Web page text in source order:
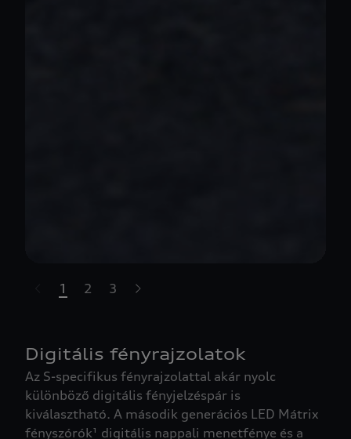
highlights.skipLinkText__
1 2 3
Digitális fényrajzolatok
Az S-specifikus fényrajzolattal akár nyolc
különböző digitális fényjelzéspár is
kiválasztható. A második generációs LED Mátrix
fényszórók¹ digitális nappali menetfénye és a